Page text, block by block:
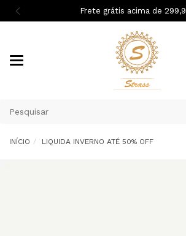
Frete grátis acima de 299,9
INÍCIO LIQUIDA INVERNO ATÉ 50% OFF